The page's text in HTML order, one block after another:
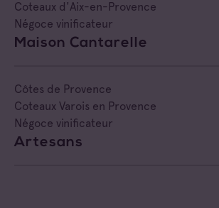
Coteaux d'Aix-en-Provence
Négoce vinificateur
Maison Cantarelle
Côtes de Provence
Coteaux Varois en Provence
Négoce vinificateur
Artesans